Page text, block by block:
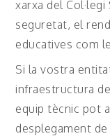
xarxa del
seguretat, el
educatives com
Si la vostra
infraestructura
equip tècnic pot
desplegament